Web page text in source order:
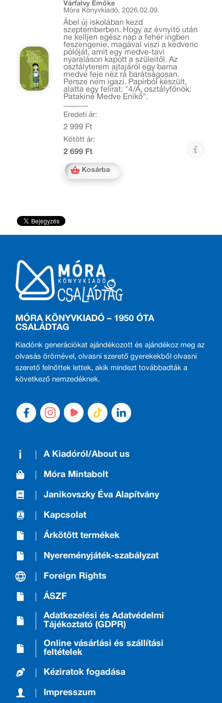
Várfalvy Emőke
Móra Könyvkiadó, 2026.02.09.
Ábel új iskolában kezd
szeptemberben. Hogy az évnyitó után
ne kelljen egész nap a fehér ingben
feszengenie, magával viszi a kedvenc
pólóját, amit egy medve-tavi
nyaraláson kapott a szüleitől. Az
osztályterem ajtajáról egy barna
medve feje néz rá barátságosan.
Persze nem igazi. Papírból készült,
alatta egy felirat: "4/A, osztályfőnök:
Patakiné Medve Enikő".
Eredeti ár:
2 999 Ft
Kötött ár:
2 699 Ft
Kosárba
MÓRA KÖNYVKIADÓ – 1950 ÓTA
CSALÁDTAG
Kiadónk generációkat ajándékozott és ajándékoz meg az
olvasás örömével, olvasni szerető gyerekekből olvasni
szerető felnőttek lettek, akik mindezt továbbadták a
következő nemzedéknek.
A Kiadóról/About us
Móra Mintabolt
Janikovszky Éva Alapítvány
Kapcsolat
Árkötött termékek
Nyereményjáték-szabályzat
Foreign Rights
ÁSZF
Adatkezelési és Adatvédelmi
Tájékoztató (GDPR)
Online vásárlási és szállítási
feltételek
Kéziratok fogadása
Impresszum